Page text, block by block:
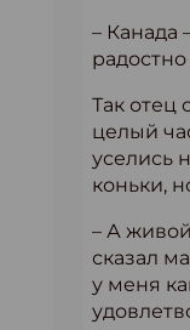
– Канада
Так отец
целый
уселись
коньки,
– А
сказал
у меня